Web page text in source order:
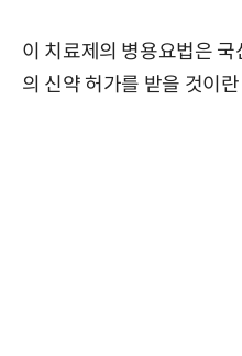
이 치료제의 병용요법은
의 신약 허가를 받을 것이